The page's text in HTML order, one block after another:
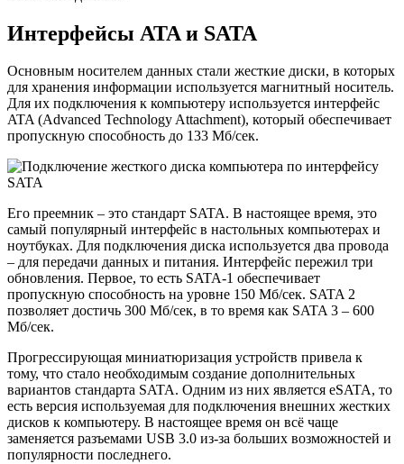
Интерфейсы ATA и SATA
Основным носителем данных стали жесткие диски, в которых
для хранения информации используется магнитный носитель.
Для их подключения к компьютеру используется интерфейс
ATA (Advanced Technology Attachment), который обеспечивает
пропускную способность до 133 Мб/сек.
Его преемник – это стандарт SATA. В настоящее время, это
самый популярный интерфейс в настольных компьютерах и
ноутбуках. Для подключения диска используется два провода
– для передачи данных и питания. Интерфейс пережил три
обновления. Первое, то есть SATA-1 обеспечивает
пропускную способность на уровне 150 Мб/сек. SATA 2
позволяет достичь 300 Мб/сек, в то время как SATA 3 – 600
Мб/сек.
Прогрессирующая миниатюризация устройств привела к
тому, что стало необходимым создание дополнительных
вариантов стандарта SATA. Одним из них является eSATA, то
есть версия используемая для подключения внешних жестких
дисков к компьютеру. В настоящее время он всё чаще
заменяется разъемами USB 3.0 из-за больших возможностей и
популярности последнего.